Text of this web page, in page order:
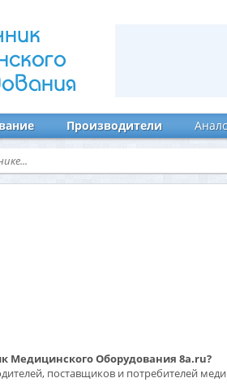
Производители
Медицинского Оборудования 8a.ru?
поставщиков и потребителей